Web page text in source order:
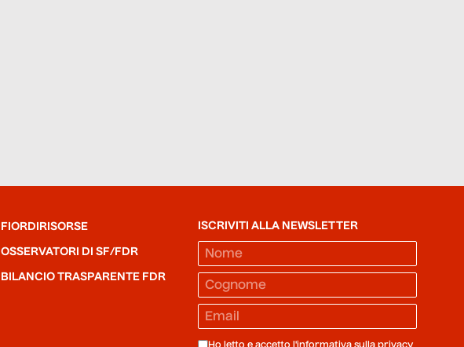
FIORDIRISORSE
OSSERVATORI DI SF/FDR
BILANCIO TRASPARENTE FDR
ISCRIVITI ALLA NEWSLETTER